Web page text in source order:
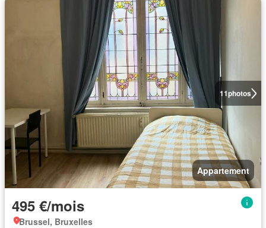
11photos
Appartement
495 €/mois
Brussel, Bruxelles